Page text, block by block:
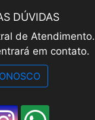
DÚVIDAS
de
em contato.